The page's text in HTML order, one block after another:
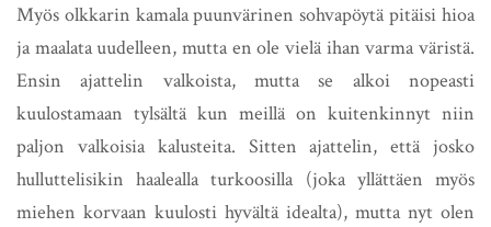
Myös olkkarin kamala puunvärinen sohvapöytä pitäisi hioa
ja maalata uudelleen, mutta en ole vielä ihan varma väristä.
Ensin ajattelin valkoista, mutta se alkoi nopeasti
kuulostamaan tylsältä kun meillä on kuitenkinnyt niin
paljon valkoisia kalusteita. Sitten ajattelin, että josko
hulluttelisikin haalealla turkoosilla (joka yllättäen myös
miehen korvaan kuulosti hyvältä idealta), mutta nyt olen